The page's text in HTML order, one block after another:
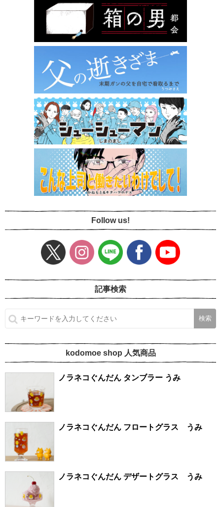
Follow us!
記事検索
kodomoe shop 人気商品
ノラネコぐんだん タンブラー うみ
ノラネコぐんだん フロートグラス うみ
ノラネコぐんだん デザートグラス うみ